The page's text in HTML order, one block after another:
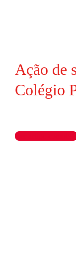
Ação de
Colégio
Ler artigo